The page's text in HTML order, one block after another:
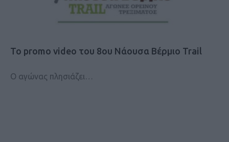
Το promo video του 8ου Νάουσα Βέρμιο Trail
Ο αγώνας πλησιάζει…